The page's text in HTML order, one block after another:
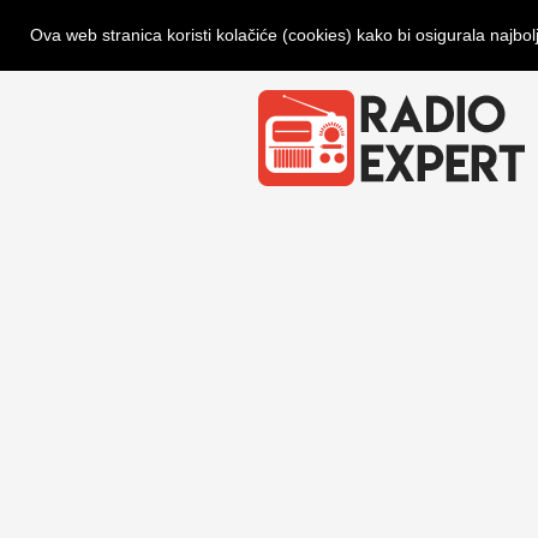
Ova web stranica koristi kolačiće (cookies) kako bi osigurala